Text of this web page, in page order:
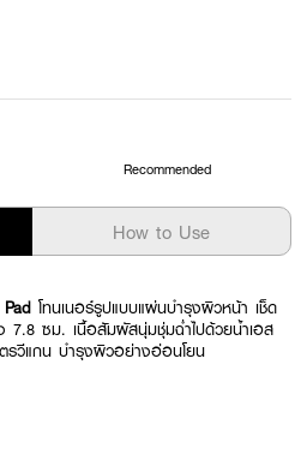
Recommended
How to Use
โทนเนอร์รูปแบบแผ่นบำรุงผิวหน้า เช็ด
7.8 ซม. เนื้อสัมผัสนุ่มชุ่มฉ่ำไปด้วยน้ำเอส
รวีแกน บำรุงผิวอย่างอ่อนโยน